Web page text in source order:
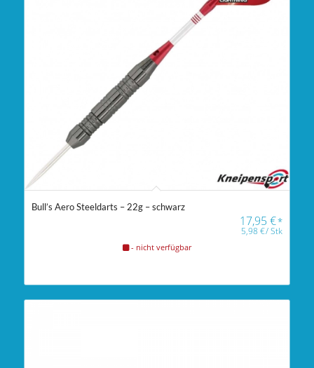
Bull’s Aero Steeldarts – 22g – schwarz
17,95€*
5,98€/Stk
- nicht verfügbar